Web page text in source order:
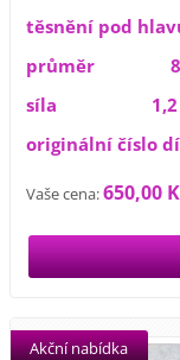
těsnění pod
průměr 87
síla 1,2
originální číslo
Vaše cena:650,00
Akční nabídka